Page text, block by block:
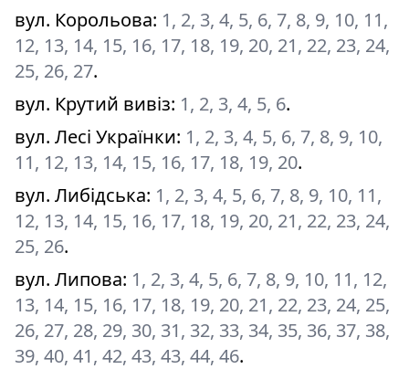
вул. Корольова: 1, 2, 3, 4, 5, 6, 7, 8, 9, 10, 11,
12, 13, 14, 15, 16, 17, 18, 19, 20, 21, 22, 23, 24,
25, 26, 27.
вул. Крутий вивіз: 1, 2, 3, 4, 5, 6.
вул. Лесі Українки: 1, 2, 3, 4, 5, 6, 7, 8, 9, 10,
11, 12, 13, 14, 15, 16, 17, 18, 19, 20.
вул. Либідська: 1, 2, 3, 4, 5, 6, 7, 8, 9, 10, 11,
12, 13, 14, 15, 16, 17, 18, 19, 20, 21, 22, 23, 24,
25, 26.
вул. Липова: 1, 2, 3, 4, 5, 6, 7, 8, 9, 10, 11, 12,
13, 14, 15, 16, 17, 18, 19, 20, 21, 22, 23, 24, 25,
26, 27, 28, 29, 30, 31, 32, 33, 34, 35, 36, 37, 38,
39, 40, 41, 42, 43, 43, 44, 46.